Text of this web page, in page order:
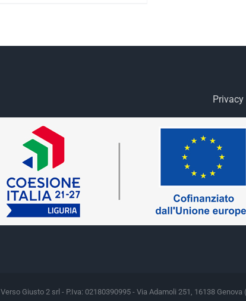
Verso Giusto 2 srl - P.Iva: 02180390995 - Via Adamoli 251, 16138